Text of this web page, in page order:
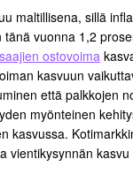
maltillisena, sillä
vuonna 1,2
ostovoima
kasvuun
että palkkojen
myönteinen
kasvussa.
vientikysynnän kasvu